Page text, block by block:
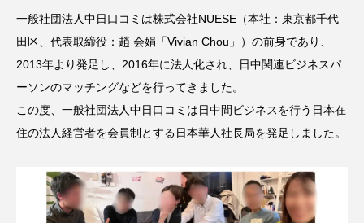
一般社団法人中日口コミは株式会社NUESE（本社：東京都千代
田区、代表取締役：趙 会娟「Vivian Chou」）の前身であり、
2013年より発足し、2016年に法人化され、日中関連ビジネスパ
ーソンのマッチングなどを行ってきました。
この度、一般社団法人中日口コミは日中間ビジネスを行う日本在
住の法人経営者を会員制とする日本華人社長局を発足しました。